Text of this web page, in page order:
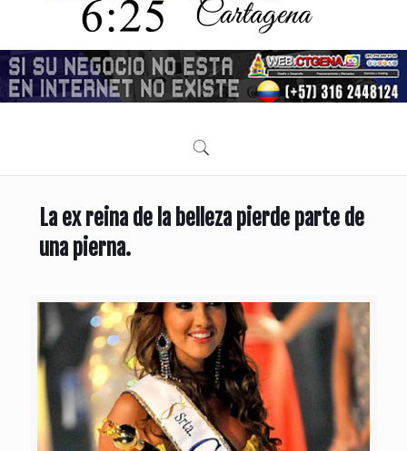
La ex reina de la belleza pierde parte de
una pierna.